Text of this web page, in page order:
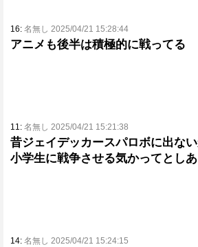
16: 名無し 2025/04/21 15:28:44
アニメも後半は積極的に戦ってる
11: 名無し 2025/04/21 15:21:38
昔ジェイデッカースパロボに出な
小学生に戦争させる気かってとし
14: 名無し 2025/04/21 15:24:15